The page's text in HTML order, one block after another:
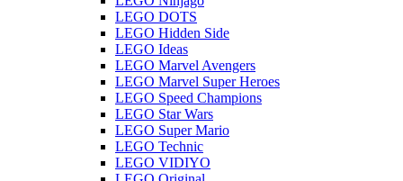
LEGO DOTS
LEGO Hidden Side
LEGO Ideas
LEGO Marvel Avengers
LEGO Marvel Super Heroes
LEGO Speed Champions
LEGO Star Wars
LEGO Super Mario
LEGO Technic
LEGO VIDIYO